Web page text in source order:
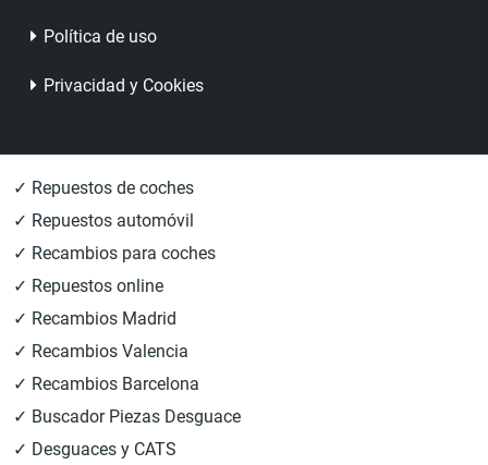
Política de uso
Privacidad y Cookies
✓ Repuestos de coches
✓ Repuestos automóvil
✓ Recambios para coches
✓ Repuestos online
✓ Recambios Madrid
✓ Recambios Valencia
✓ Recambios Barcelona
✓ Buscador Piezas Desguace
✓ Desguaces y CATS